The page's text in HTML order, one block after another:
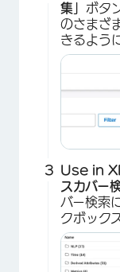
集」 ボタ
のさまざ
きるよう
Use in
スカバー
バー検索
クボック